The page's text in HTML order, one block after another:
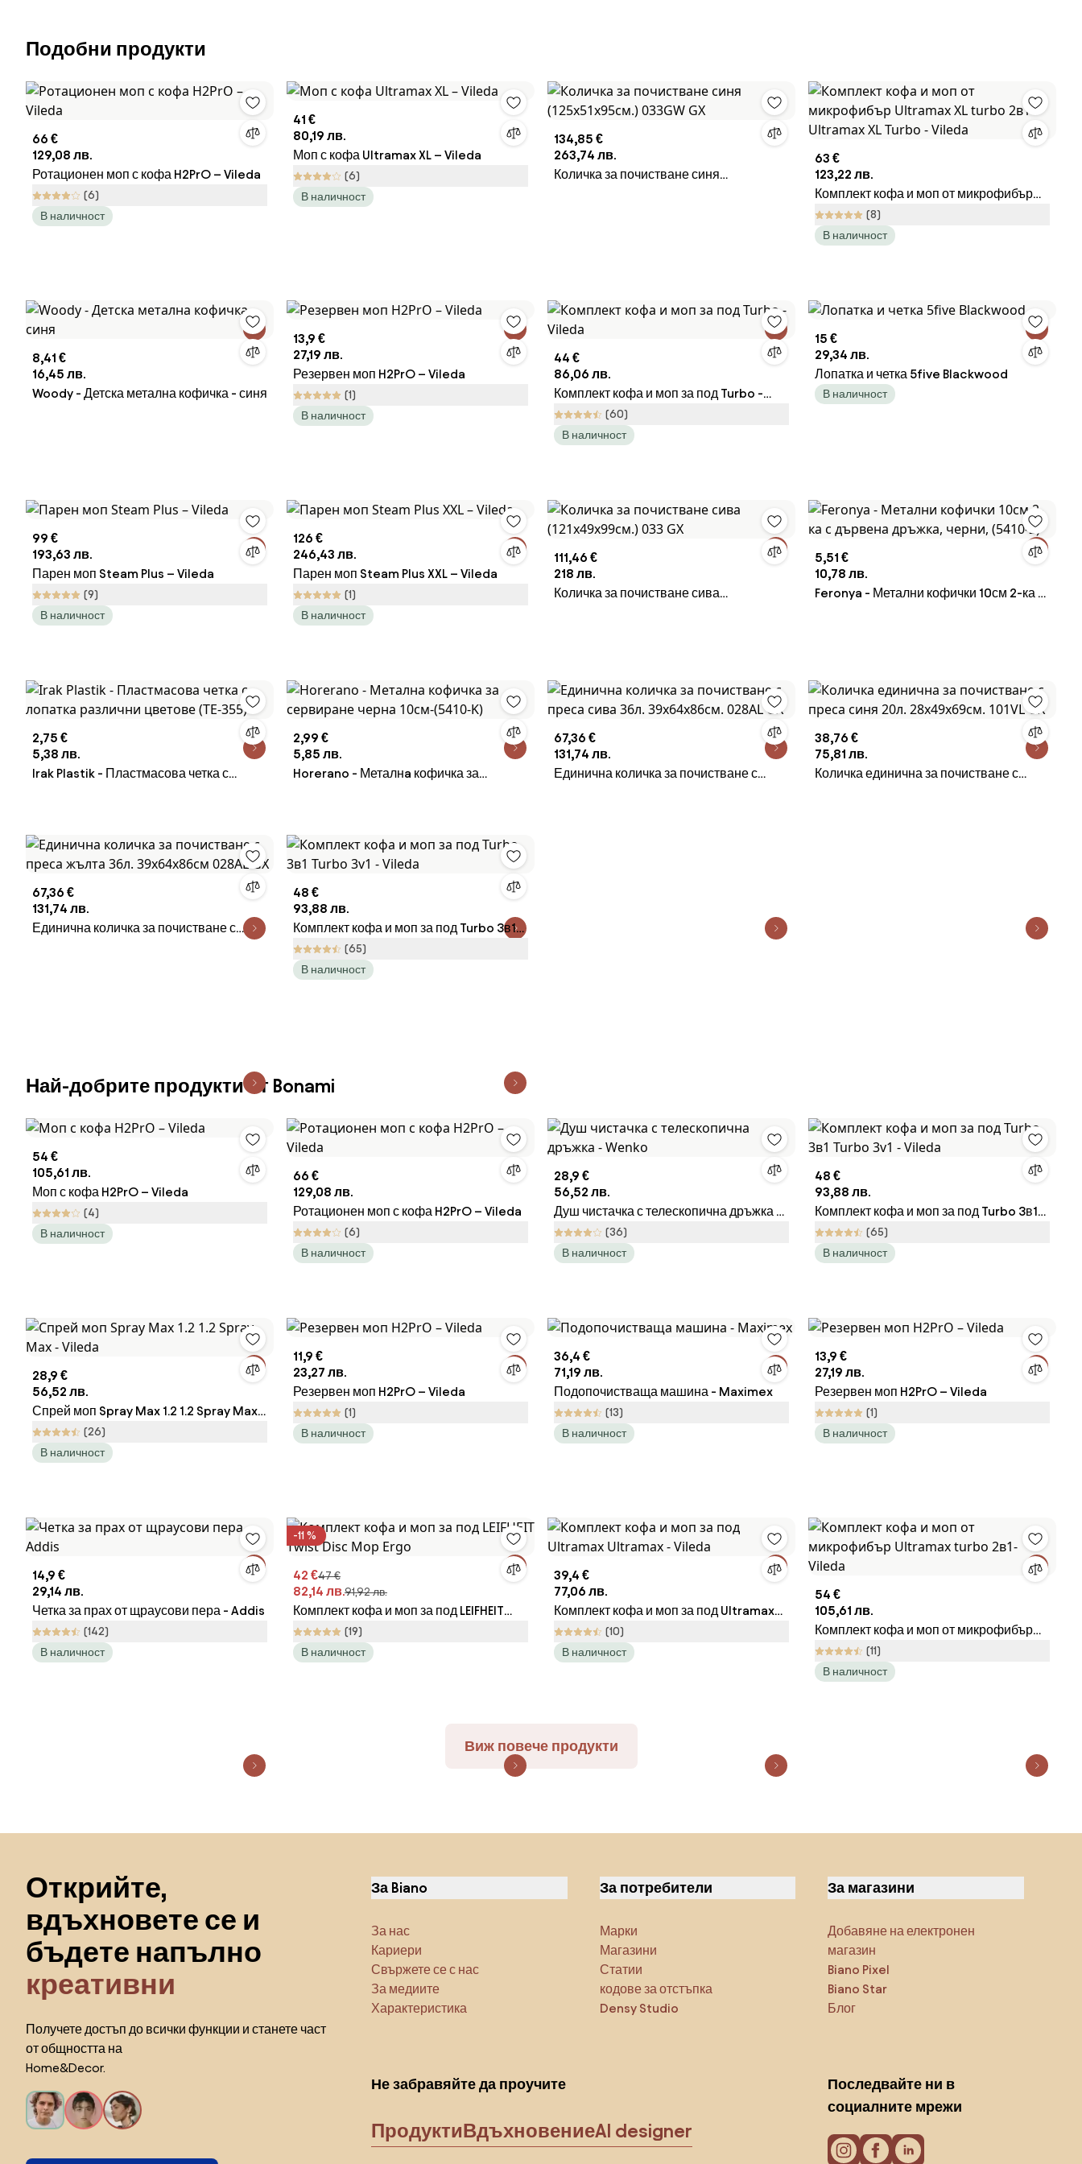
Подобни продукти
66 €
129,08 лв.
Ротационен моп с кофа H2PrO – Vileda
(6)
В наличност
41 €
80,19 лв.
Моп с кофа Ultramax XL – Vileda
(6)
В наличност
134,85 €
263,74 лв.
Количка за почистване синя
63 €
123,22 лв.
Комплект кофа и моп от микрофибър
Ultramax XL turbo 2в1 Ultramax XL
Turbo - Vileda
(8)
В наличност
8,41 €
16,45 лв.
Woody - Детска метална кофичка - синя
13,9 €
27,19 лв.
Резервен моп H2PrO – Vileda
(1)
В наличност
44 €
86,06 лв.
Комплект кофа и моп за под Turbo -
Vileda
(60)
В наличност
15 €
29,34 лв.
Лопатка и четка 5five Blackwood
В наличност
99 €
193,63 лв.
Парен моп Steam Plus – Vileda
(9)
В наличност
126 €
246,43 лв.
Парен моп Steam Plus XXL – Vileda
(1)
В наличност
111,46 €
218 лв.
Количка за почистване сива
5,51 €
10,78 лв.
Feronya - Метални кофички 10см 2-ка с
2,75 €
5,38 лв.
Irak Plastik - Пластмасова четка с
2,99 €
5,85 лв.
Horerano - Металнa кофичка за
67,36 €
131,74 лв.
Единична количка за почистване с
38,76 €
75,81 лв.
Количка единична за почистване с
67,36 €
131,74 лв.
Единична количка за почистване с
48 €
93,88 лв.
Комплект кофа и моп за под Turbo 3в1
Turbo 3v1 - Vileda
(65)
В наличност
Най-добрите продукти от Bonami
54 €
105,61 лв.
Моп с кофа H2PrO – Vileda
(4)
В наличност
66 €
129,08 лв.
Ротационен моп с кофа H2PrO – Vileda
(6)
В наличност
28,9 €
56,52 лв.
Душ чистачка с телескопична дръжка -
Wenko
(36)
В наличност
48 €
93,88 лв.
Комплект кофа и моп за под Turbo 3в1
Turbo 3v1 - Vileda
(65)
В наличност
28,9 €
56,52 лв.
Спрей моп Spray Max 1.2 1.2 Spray Max -
Vileda
(26)
В наличност
11,9 €
23,27 лв.
Резервен моп H2PrO – Vileda
(1)
В наличност
36,4 €
71,19 лв.
Подопочистваща машина - Maximex
(13)
В наличност
13,9 €
27,19 лв.
Резервен моп H2PrO – Vileda
(1)
В наличност
14,9 €
29,14 лв.
Четка за прах от щраусови пера - Addis
(142)
В наличност
-11 %
42 €47 €
82,14 лв.91,92 лв.
Комплект кофа и моп за под LEIFHEIT
Twist Disc Mop Ergo
(19)
В наличност
39,4 €
77,06 лв.
Комплект кофа и моп за под Ultramax
Ultramax - Vileda
(10)
В наличност
54 €
105,61 лв.
Комплект кофа и моп от микрофибър
Ultramax turbo 2в1- Vileda
(11)
В наличност
Виж повече продукти
Открийте,
вдъхновете се и
бъдете напълно
креативни
Получете достъп до всички функции и станете част
от общността на
Home&Decor.
За Biano
За нас
Кариери
Свържете се с нас
За медиите
Характеристика
За потребители
Марки
Магазини
Статии
кодове за отстъпка
Densy Studio
За магазини
Добавяне на електронен
магазин
Biano Pixel
Biano Star
Блог
Не забравяйте да проучите
ПродуктиВдъхновениеAI designer
Последвайте ни в
социалните мрежи